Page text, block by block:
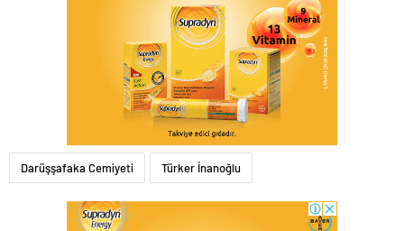
Darüşşafaka Cemiyeti Türker İnanoğlu